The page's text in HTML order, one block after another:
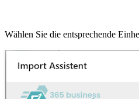
Wählen Sie die entsprechende